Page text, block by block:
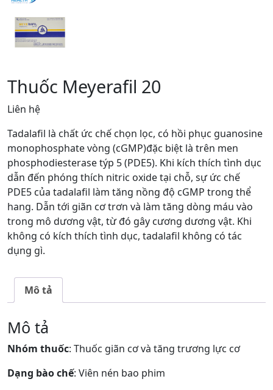
Thuốc Meyerafil 20
Liên hệ
Tadalafil là chất ức chế chọn lọc, có hồi phục guanosine
monophosphate vòng (cGMP)đặc biệt là trên men
phosphodiesterase týp 5 (PDE5). Khi kích thích tình dục
dẫn đến phóng thích nitric oxide tại chỗ, sự ức chế
PDE5 của tadalafil làm tăng nồng độ cGMP trong thể
hang. Dẫn tới giãn cơ trơn và làm tăng dòng máu vào
trong mô dương vật, từ đó gây cương dương vật. Khi
không có kích thích tình dục, tadalafil không có tác
dụng gì.
Mô tả
Mô tả
Nhóm thuốc: Thuốc giãn cơ và tăng trương lực cơ
Dạng bào chế: Viên nén bao phim